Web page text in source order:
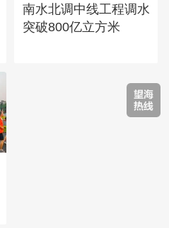
南水北调中线工程调水
突破800亿立方米